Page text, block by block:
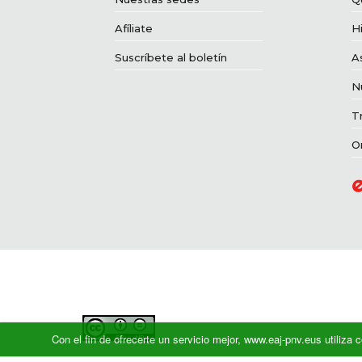
Afíliate
Suscríbete al boletín
Con el fin de ofrecerte un servicio mejor, www.eaj-pnv.eus